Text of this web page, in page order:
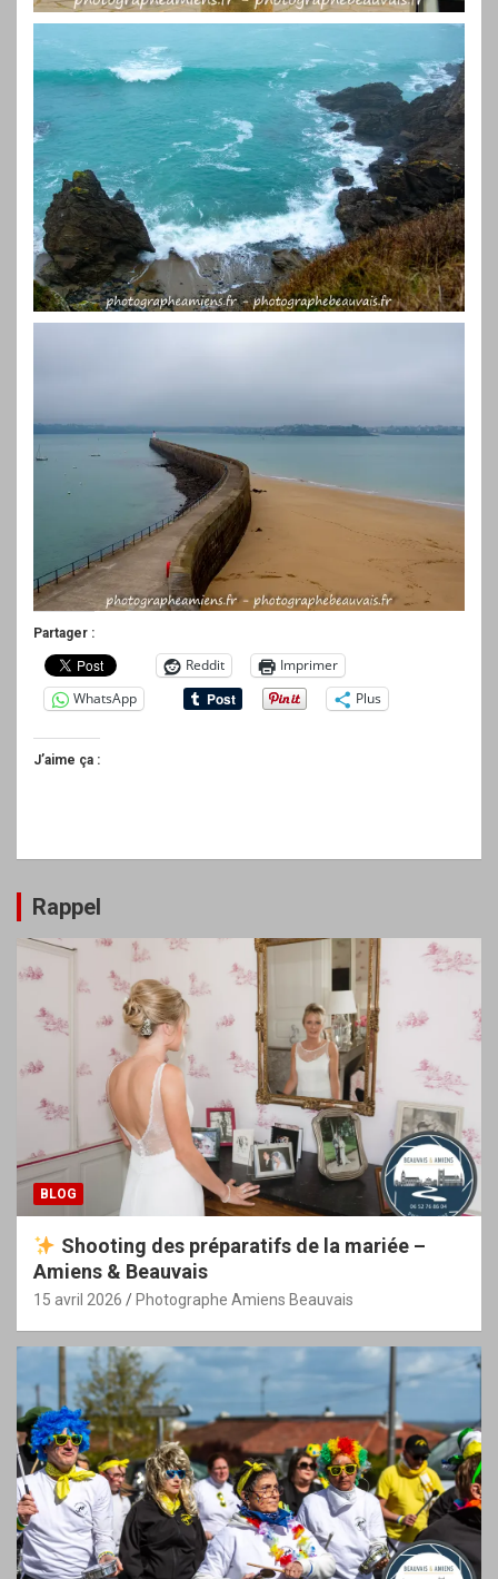
Partager :
Reddit
Imprimer
WhatsApp
Plus
J’aime ça :
Rappel
BLOG
Shooting des préparatifs de la mariée –
Amiens & Beauvais
15 avril 2026 Photographe Amiens Beauvais